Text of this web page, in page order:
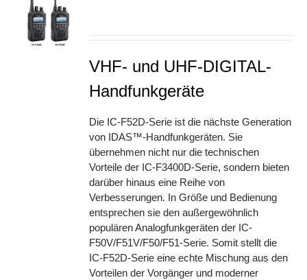
VHF- und UHF-DIGITAL-
Handfunkgeräte
Die IC-F52D-Serie ist die nächste Generation
von IDAS™-Handfunkgeräten. Sie
übernehmen nicht nur die technischen
Vorteile der IC-F3400D-Serie, sondern bieten
darüber hinaus eine Reihe von
Verbesserungen. In Größe und Bedienung
entsprechen sie den außergewöhnlich
populären Analogfunkgeräten der IC-
F50V/F51V/F50/F51-Serie. Somit stellt die
IC-F52D-Serie eine echte Mischung aus den
Vorteilen der Vorgänger und moderner